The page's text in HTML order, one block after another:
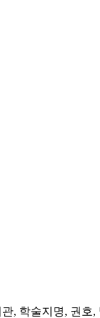
, 학술지명, 권